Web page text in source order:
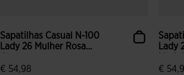
Sapatilhas Casual N-100
Lady 26 Mulher Rosa
€ 54,98
Lady
€